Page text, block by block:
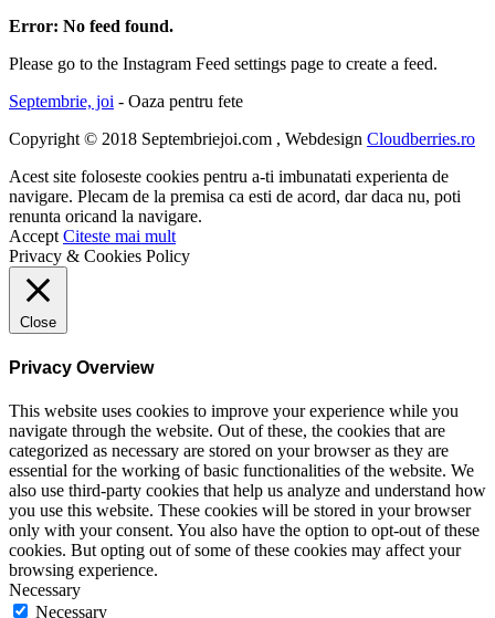
Error: No feed found.
Please go to the Instagram Feed settings page to create a feed.
Septembrie, joi - Oaza pentru fete
Copyright © 2018 Septembriejoi.com , Webdesign Cloudberries.ro
Acest site foloseste cookies pentru a-ti imbunatati experienta de
navigare. Plecam de la premisa ca esti de acord, dar daca nu, poti
renunta oricand la navigare.
Accept Citeste mai mult
Privacy & Cookies Policy
Close
Privacy Overview
This website uses cookies to improve your experience while you
navigate through the website. Out of these, the cookies that are
categorized as necessary are stored on your browser as they are
essential for the working of basic functionalities of the website. We
also use third-party cookies that help us analyze and understand how
you use this website. These cookies will be stored in your browser
only with your consent. You also have the option to opt-out of these
cookies. But opting out of some of these cookies may affect your
browsing experience.
Necessary
Necessary